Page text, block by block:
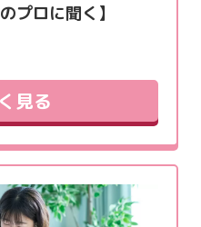
プロに聞く】
見る